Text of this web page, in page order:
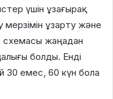
үшін ұзағырақ
ұзарту және
схемасы жаңадан
болды. Енді
30 емес, 60 күн бола